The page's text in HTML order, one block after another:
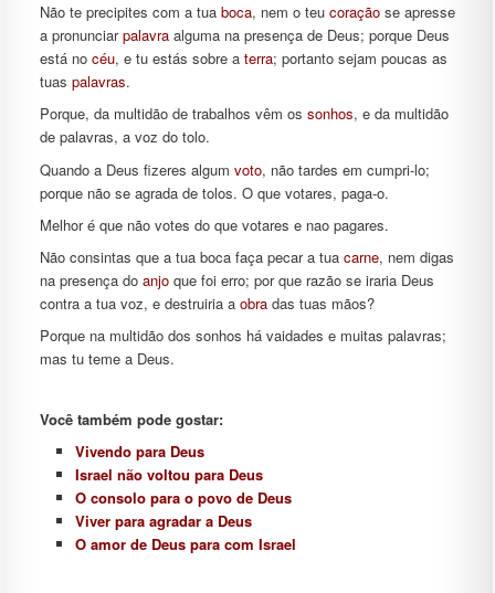
Não te precipites com a tua boca, nem o teu coraçãose apresse
a pronunciarpalavraalguma na presença de Deus; porque Deus
está no céu, e tu estás sobre a terra; portanto sejam poucas as
tuas palavras.
Porque, da multidão de trabalhos vêm os sonhos, e da multidão
de palavras, a voz do tolo.
Quando a Deus fizeres algum voto, não tardes em cumpri-lo;
porque não se agrada de tolos. O que votares, paga-o.
Melhor é que não votes do que votares e nao pagares.
Não consintas que a tua boca faça pecar a tua carne, nem digas
na presença do anjoque foi erro; por que razão se iraria Deus
contra a tua voz, e destruiria a obradas tuas mãos?
Porque na multidão dos sonhos há vaidades e muitas palavras;
mas tu teme a Deus.
Você também pode gostar:
Vivendo para Deus
Israel não voltou para Deus
O consolo para o povo de Deus
Viver para agradar a Deus
O amor de Deus para com Israel